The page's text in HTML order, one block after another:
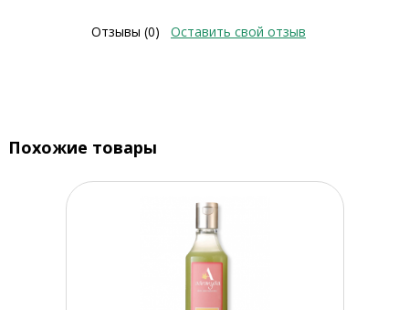
Отзывы (0) Оставить свой отзыв
Похожие товары